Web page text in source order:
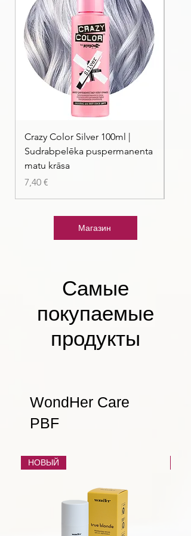
Crazy Color Silver 100ml |
Sudrabpelēka puspermanenta
matu krāsa
Цена
7,40 €
Магазин
Самые
покупаемые
продукты
WondHer Care
PBF
НОВЫЙ